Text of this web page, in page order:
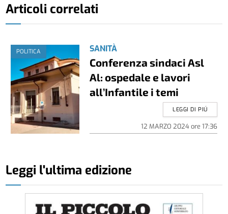
Articoli correlati
POLITICA SANITÀ
Conferenza sindaci Asl
Al: ospedale e lavori
all’Infantile i temi
12 MARZO 2024ore 17:36
LEGGI DI PIÚ
Leggi l'ultima edizione